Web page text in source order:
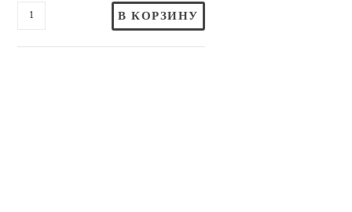
В КОРЗИНУ